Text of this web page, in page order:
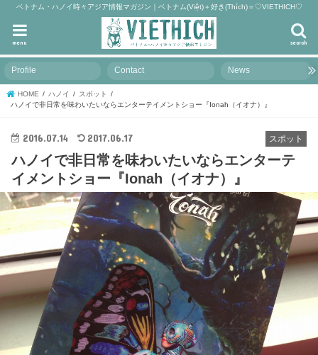
ベトナム・ハノイ時々アジア情報マガジン｜ベトナム(Việt)＋好き(Thích)＝♡VIETHICH♡
search
menu
Profile Contact News
HOME ハノイ
スポット
ハノイで非日常を味わいたいならエンターテイメントショー『Ionah（イオナ）』
スポット
2016.07.14 2017.06.17
ハノイで非日常を味わいたいならエンターテ
イメントショー『Ionah（イオナ）』